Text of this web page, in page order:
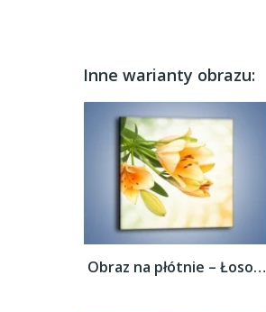
Inne warianty obrazu:
Obraz na płótnie – Łososiowe pachnące...